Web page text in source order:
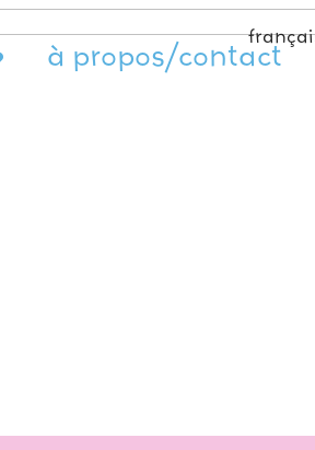
à propos/contact